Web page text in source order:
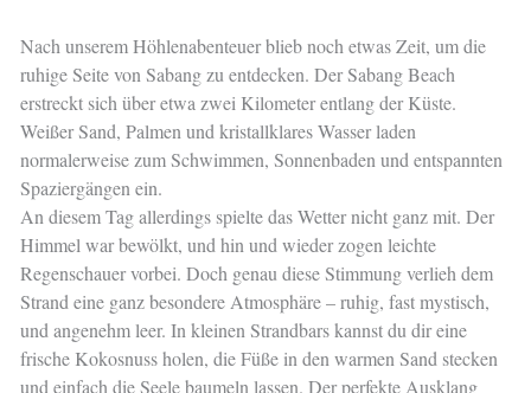
Nach unserem Höhlenabenteuer blieb noch etwas Zeit, um die
ruhige Seite von Sabang zu entdecken. Der Sabang Beach
erstreckt sich über etwa zwei Kilometer entlang der Küste.
Weißer Sand, Palmen und kristallklares Wasser laden
normalerweise zum Schwimmen, Sonnenbaden und entspannten
Spaziergängen ein.
An diesem Tag allerdings spielte das Wetter nicht ganz mit. Der
Himmel war bewölkt, und hin und wieder zogen leichte
Regenschauer vorbei. Doch genau diese Stimmung verlieh dem
Strand eine ganz besondere Atmosphäre – ruhig, fast mystisch,
und angenehm leer. In kleinen Strandbars kannst du dir eine
frische Kokosnuss holen, die Füße in den warmen Sand stecken
und einfach die Seele baumeln lassen. Der perfekte Ausklang